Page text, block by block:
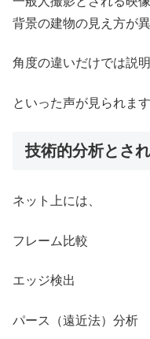
背景の建物の見え方が
角度の違いだけでは説
といった声が見られます
技術的分析とさ
ネット上には、
フレーム比較
エッジ検出
パース（遠近法）分析